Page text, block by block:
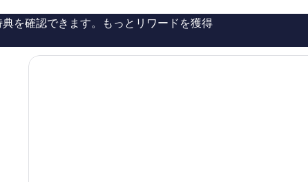
ー
ミ
1,032
件
を確認できます。もっとリワードを獲得